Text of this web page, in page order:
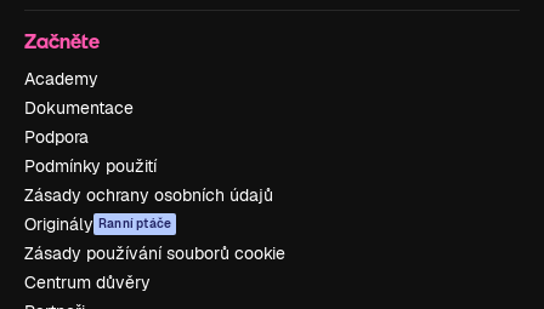
Začněte
Academy
Dokumentace
Podpora
Podmínky použití
Zásady ochrany osobních údajů
Originály Ranní ptáče
Zásady používání souborů cookie
Centrum důvěry